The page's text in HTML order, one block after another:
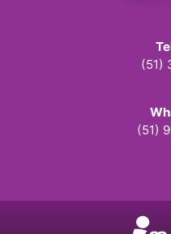
(51)
(51)